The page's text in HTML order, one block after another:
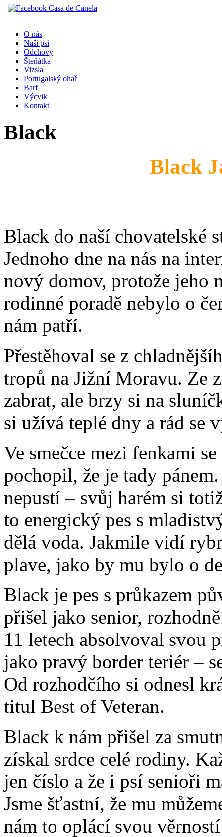
O nás
Naši psi
Odchovy
Šteňátka
Vizsla
Portugalský ohař
Barf
Výcvik
Kontakt
Black
Black
Black do naší chovatelské
Jednoho dne na nás na
nový domov, protože jeho
rodinné poradě nebylo o
nám patří.
Přestěhoval se z
tropů na Jižní Moravu. Ze
zabrat, ale brzy si na
si užívá teplé dny a rád se
Ve smečce mezi fenkami
pochopil, že je tady
nepustí – svůj harém si
to energický pes s
dělá voda. Jakmile vidí
plave, jako by mu bylo o
Black je pes s průkazem
přišel jako senior,
11 letech absolvoval svou
jako pravý border teriér –
Od rozhodčího si odnesl
titul Best of Veteran.
Black k nám přišel za
získal srdce celé rodiny.
jen číslo a že i psí senioři
Jsme šťastní, že mu
nám to oplácí svou